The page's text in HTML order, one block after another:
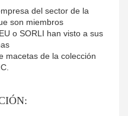
del sector de la
son miembros
o SORLI han visto a sus
macetas de la colección